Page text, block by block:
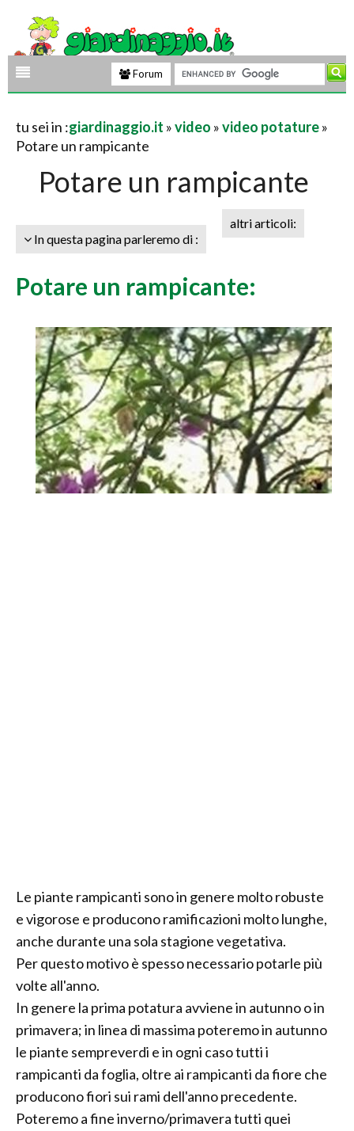
Forum
tu sei in :giardinaggio.it »video »video potature»
Potare un rampicante
Potare un rampicante
In questa pagina parleremo di :
altri articoli:
Potare un rampicante:
Le piante rampicanti sono in genere molto robuste
e vigorose e producono ramificazioni molto lunghe,
anche durante una sola stagione vegetativa.
Per questo motivo è spesso necessario potarle più
volte all'anno.
In genere la prima potatura avviene in autunno o in
primavera; in linea di massima poteremo in autunno
le piante sempreverdi e in ogni caso tutti i
rampicanti da foglia, oltre ai rampicanti da fiore che
producono fiori sui rami dell'anno precedente.
Poteremo a fine inverno/primavera tutti quei